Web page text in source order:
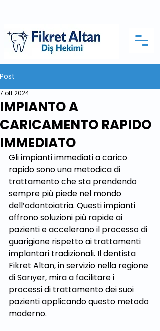
Post
IMPIANTO A
CARICAMENTO RAPIDO
IMMEDIATO
7 ott 2024
Gli impianti immediati a carico
rapido sono una metodica di
trattamento che sta prendendo
sempre più piede nel mondo
dell’odontoiatria. Questi impianti
offrono soluzioni più rapide ai
pazienti e accelerano il processo di
guarigione rispetto ai trattamenti
implantari tradizionali. Il dentista
Fikret Altan, in servizio nella regione
di Sarıyer, mira a facilitare i
processi di trattamento dei suoi
pazienti applicando questo metodo
moderno.